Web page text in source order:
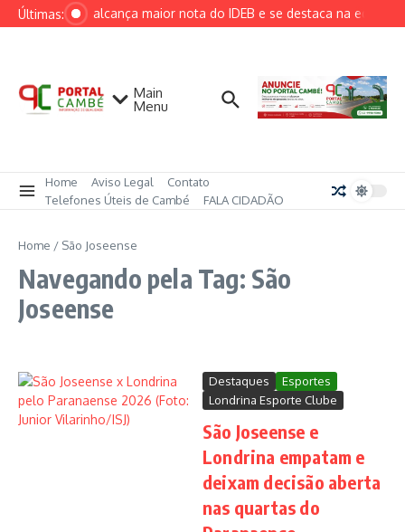
Ir para o conteúdo
Últimas:Cambé alcança maior nota do IDEB e se destaca na
Main
Menu
Home Aviso Legal
Contato
Telefones Úteis de Cambé
FALA CIDADÃO
Home / São Joseense
Navegando pela Tag: São
Joseense
Destaques
Esportes
Londrina Esporte Clube
São Joseense e
Londrina empatam e
deixam decisão aberta
nas quartas do